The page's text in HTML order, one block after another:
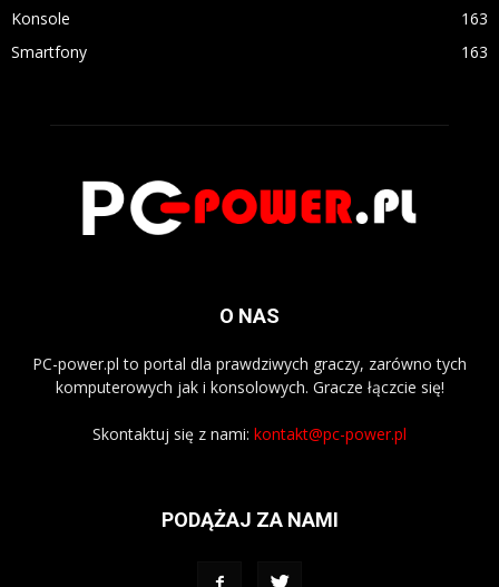
Konsole
163
Smartfony
163
O NAS
PC-power.pl to portal dla prawdziwych graczy, zarówno tych
komputerowych jak i konsolowych. Gracze łączcie się!
Skontaktuj się z nami: kontakt@pc-power.pl
PODĄŻAJ ZA NAMI